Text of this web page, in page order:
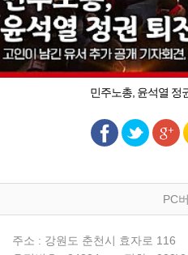
민주노총, 윤석열 정
PC
주소 : 강원도 춘천시 효자로 116